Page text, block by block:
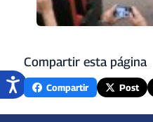
Compartir esta página
Compartir Post